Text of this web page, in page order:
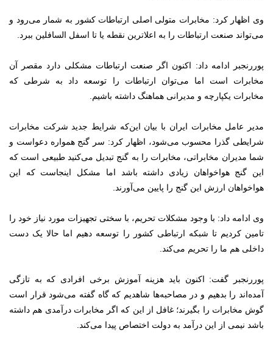
وی اظهار کرد:‌ مخابرات متولی اصلی ارتباطات کشور به شمار می‌رود و
می‌تواند صنعت ارتباطات را به اعلاترین نقطه یا تا اسفل السافلین ببرد.
پوررنجبر ادامه داد: اکنون اگر صنعت ارتباطات مشکلی دارد مقصر آن
مخابرات است اما می‌توان ارتباطات را توسعه داد به شرطی که
مخابرات یکپارچه و مدیرانی هماهنگ داشته باشیم.
مدیر عامل مخابرات ایران با بیان این‌که شرایط جدید شرکت مخابرات
شرایطی گذرا محسوب می‌شود، اظهار کرد: سر گنج همواره دعواست و
شما مدیران مخابراتی، مخابرات را به گنج تبدیل می‌کنید طبیعی است که
این گنج هواخواهان زیادی داشته باشد اما مشکل اینجاست که این
هواخواهان ارزش این گنج را پایین می‌آورند.
وی ادامه داد: با وجود مشکلات تحریم، با سختی تجهیزات مورد نیاز خود را
تامین کردیم تا شبکه ارتباطی کشور را توسعه دهیم اما حالا یک دست
داخلی هم ما را تحریم می‌کند.
پوررنجبر گفت: اکنون باید هزینه آموزش برخی افرادی که به تازگی
آمده‌اند را بدهیم و در مصاحبه‌ها شاهدیم که گاه گفته می‌شود قرار است
گوش مخابرات را بگیرند؛ غافل از این که اگر مخابرات درآمدی هم داشته
باشد نیمی از این درآمد به دولت اختصاص پیدا می‌کند.